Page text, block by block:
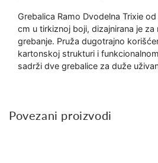
Grebalica Ramo Dvodelna Trixie
cm u tirkiznoj boji, dizajnirana je
grebanje. Pruža dugotrajno
kartonskoj strukturi i
sadrži dve grebalice za duže
Povezani proizvodi